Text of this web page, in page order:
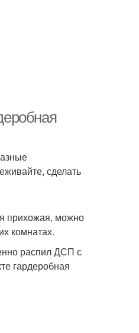
сделать
прихожая, можно
комнатах.
распил ДСП с
гардеробная